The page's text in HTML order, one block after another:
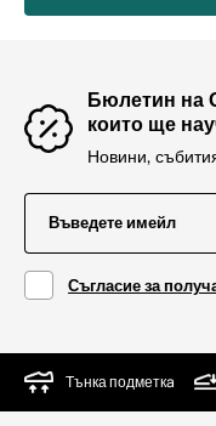
Бюлетин на
които ще
Новини,
Въведете имейл
Съгласие за
Тънка подметкa